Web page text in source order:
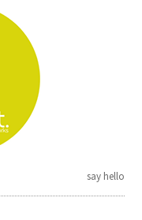
say hello